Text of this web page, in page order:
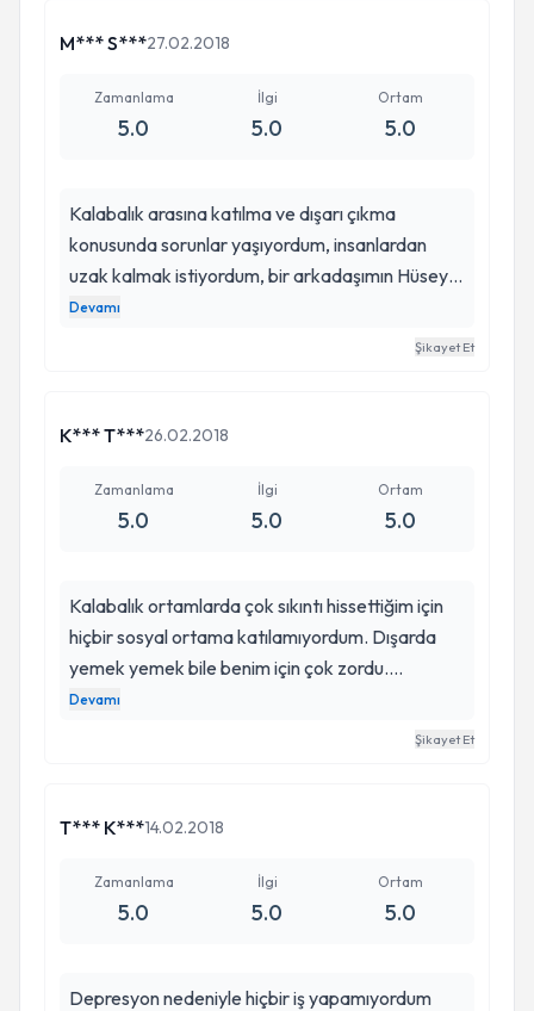
M*** S***27.02.2018
Zamanlama
5.0
İlgi
5.0
Ortam
5.0
Kalabalık arasına katılma ve dışarı çıkma
konusunda sorunlar yaşıyordum, insanlardan
uzak kalmak istiyordum, bir arkadaşımın Hüseyin
beyi tavsiyesi üzerine kendisine başvurdum,
uygulamış olduğu tedavi kısa sürede etkisini
Hastalarına göstermiş olduğu ilgiden dolayı
doktor tavsiye ederim...
Devamı
Şikayet Et
K*** T***26.02.2018
Zamanlama
5.0
İlgi
5.0
Ortam
5.0
Kalabalık ortamlarda çok sıkıntı hissettiğim için
hiçbir sosyal ortama katılamıyordum. Dışarda
yemek yemek bile benim için çok zordu.
Tamamen içime kapanmıştım. Moralim çok
hissediyorum. Kendime olan güvenimi tekrar
herkese tavsiye ederim.
Devamı
Şikayet Et
T*** K***14.02.2018
Zamanlama
5.0
İlgi
5.0
Ortam
5.0
Depresyon nedeniyle hiçbir iş yapamıyordum